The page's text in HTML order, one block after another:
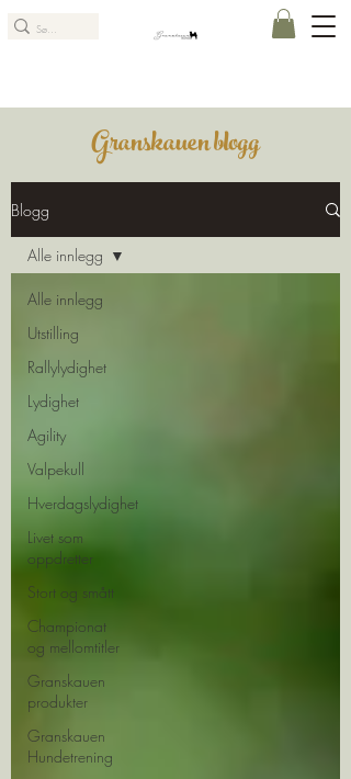
Granskauen blogg
Blogg
Alle innlegg
Utstilling
Rallylydighet
Lydighet
Agility
Valpekull
Hverdagslydighet
Livet som
oppdretter
Stort og smått
Championat
og mellomtitler
Granskauen
produkter
Granskauen
Hundetrening
Alle innlegg